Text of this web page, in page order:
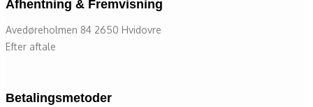
Afhentning & Fremvisning
Avedøreholmen 84 2650 Hvidovre
Efter aftale
Betalingsmetoder